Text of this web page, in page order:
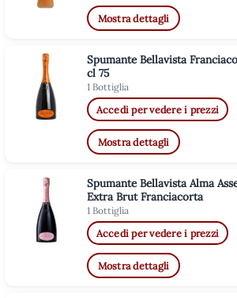
Mostra dettagli
Spumante Bellavista
cl 75
1 Bottiglia
Accedi per vedere i prezzi
Mostra dettagli
Spumante Bellavista Alma
Extra Brut Franciacorta
1 Bottiglia
Accedi per vedere i prezzi
Mostra dettagli